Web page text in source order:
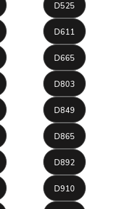
D525
D611
D665
D803
D849
D865
D892
D910